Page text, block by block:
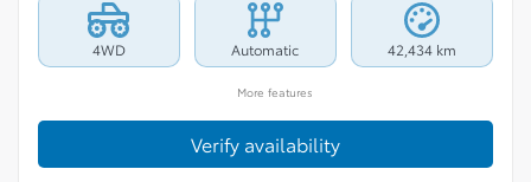
4WD Automatic 42,434 km
More features
Verify availability